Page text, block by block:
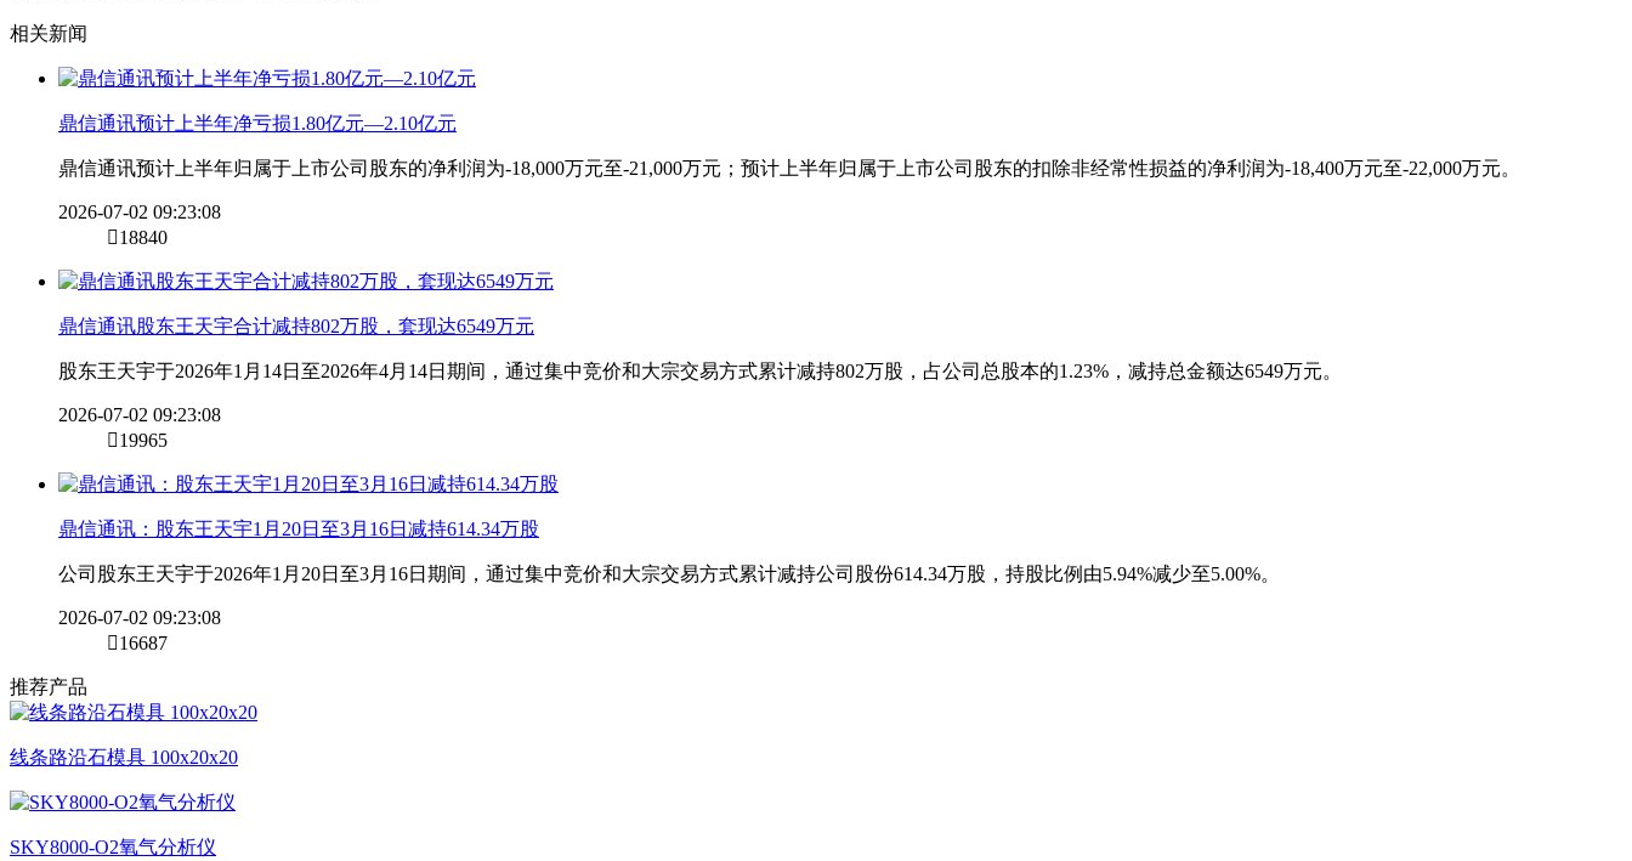
相关新闻
鼎信通讯预计上半年净亏损1.80亿元—2.10亿元
鼎信通讯预计上半年归属于上市公司股东的净利润为-18,000万元至-21,000万元；预计上半年归属于上市公司股东的扣除非经常性损益的净利润为-18,400万元至-22,000万元。
2026-07-02 09:23:08
18840
鼎信通讯股东王天宇合计减持802万股，套现达6549万元
股东王天宇于2026年1月14日至2026年4月14日期间，通过集中竞价和大宗交易方式累计减持802万股，占公司总股本的1.23%，减持总金额达6549万元。
2026-07-02 09:23:08
19965
鼎信通讯：股东王天宇1月20日至3月16日减持614.34万股
公司股东王天宇于2026年1月20日至3月16日期间，通过集中竞价和大宗交易方式累计减持公司股份614.34万股，持股比例由5.94%减少至5.00%。
2026-07-02 09:23:08
16687
推荐产品
线条路沿石模具 100x20x20
SKY8000-O2氧气分析仪